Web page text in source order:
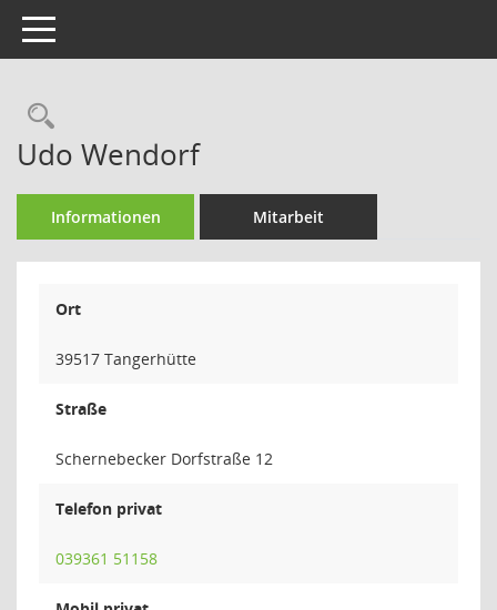
Toggle navigation
Rechercheauswahl
Udo Wendorf
Informationen Mitarbeit
Ort
39517 Tangerhütte
Straße
Schernebecker Dorfstraße 12
Telefon privat
039361 51158